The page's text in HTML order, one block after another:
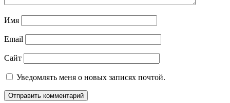
Имя
Email
Сайт
Уведомлять меня о новых записях почтой.